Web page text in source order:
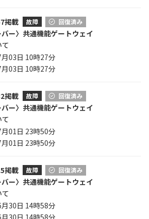
掲載 故障 回復済み
バー〉共通機能ゲートウェイ
て
03日 10時27分
03日 10時27分
掲載 故障 回復済み
バー〉共通機能ゲートウェイ
て
01日 23時50分
01日 23時50分
掲載 故障 回復済み
バー〉共通機能ゲートウェイ
て
30日 14時58分
30日 14時58分